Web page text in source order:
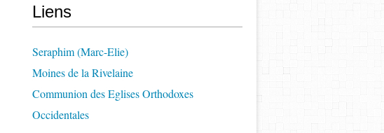
Liens
Seraphim (Marc-Elie)
Moines de la Rivelaine
Communion des Eglises Orthodoxes
Occidentales